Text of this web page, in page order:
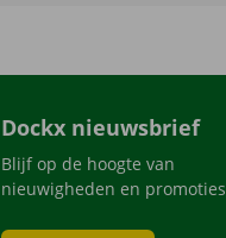
Dockx nieuwsbrief
Blijf op de hoogte van
nieuwigheden en promoties